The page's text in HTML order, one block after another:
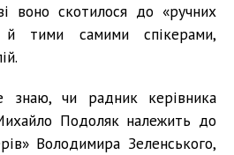
воно скотилося до «ручних
тими самими спікерами,
знаю, чи радник керівника
Подоляк належить до
Володимира Зеленського,